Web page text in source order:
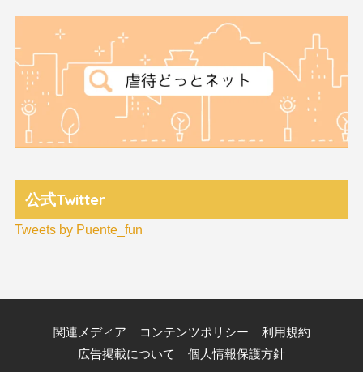
公式Twitter
Tweets by Puente_fun
関連メディア コンテンツポリシー
利用規約
広告掲載について
個人情報保護方針